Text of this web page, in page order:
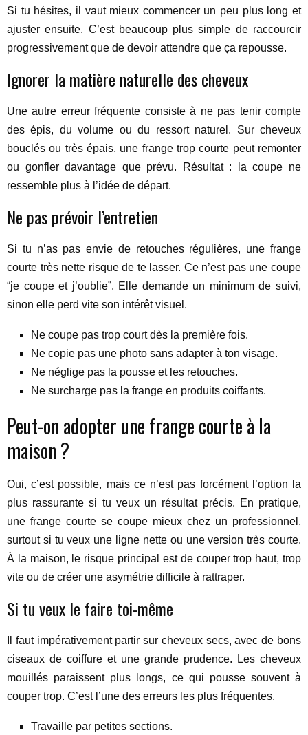
Si tu hésites, il vaut mieux commencer un peu plus long et
ajuster ensuite. C’est beaucoup plus simple de raccourcir
progressivement que de devoir attendre que ça repousse.
Ignorer la matière naturelle des cheveux
Une autre erreur fréquente consiste à ne pas tenir compte
des épis, du volume ou du ressort naturel. Sur cheveux
bouclés ou très épais, une frange trop courte peut remonter
ou gonfler davantage que prévu. Résultat : la coupe ne
ressemble plus à l’idée de départ.
Ne pas prévoir l’entretien
Si tu n’as pas envie de retouches régulières, une frange
courte très nette risque de te lasser. Ce n’est pas une coupe
“je coupe et j’oublie”. Elle demande un minimum de suivi,
sinon elle perd vite son intérêt visuel.
Ne coupe pas trop court dès la première fois.
Ne copie pas une photo sans adapter à ton visage.
Ne néglige pas la pousse et les retouches.
Ne surcharge pas la frange en produits coiffants.
Peut-on adopter une frange courte à la
maison ?
Oui, c’est possible, mais ce n’est pas forcément l’option la
plus rassurante si tu veux un résultat précis. En pratique,
une frange courte se coupe mieux chez un professionnel,
surtout si tu veux une ligne nette ou une version très courte.
À la maison, le risque principal est de couper trop haut, trop
vite ou de créer une asymétrie difficile à rattraper.
Si tu veux le faire toi-même
Il faut impérativement partir sur cheveux secs, avec de bons
ciseaux de coiffure et une grande prudence. Les cheveux
mouillés paraissent plus longs, ce qui pousse souvent à
couper trop. C’est l’une des erreurs les plus fréquentes.
Travaille par petites sections.